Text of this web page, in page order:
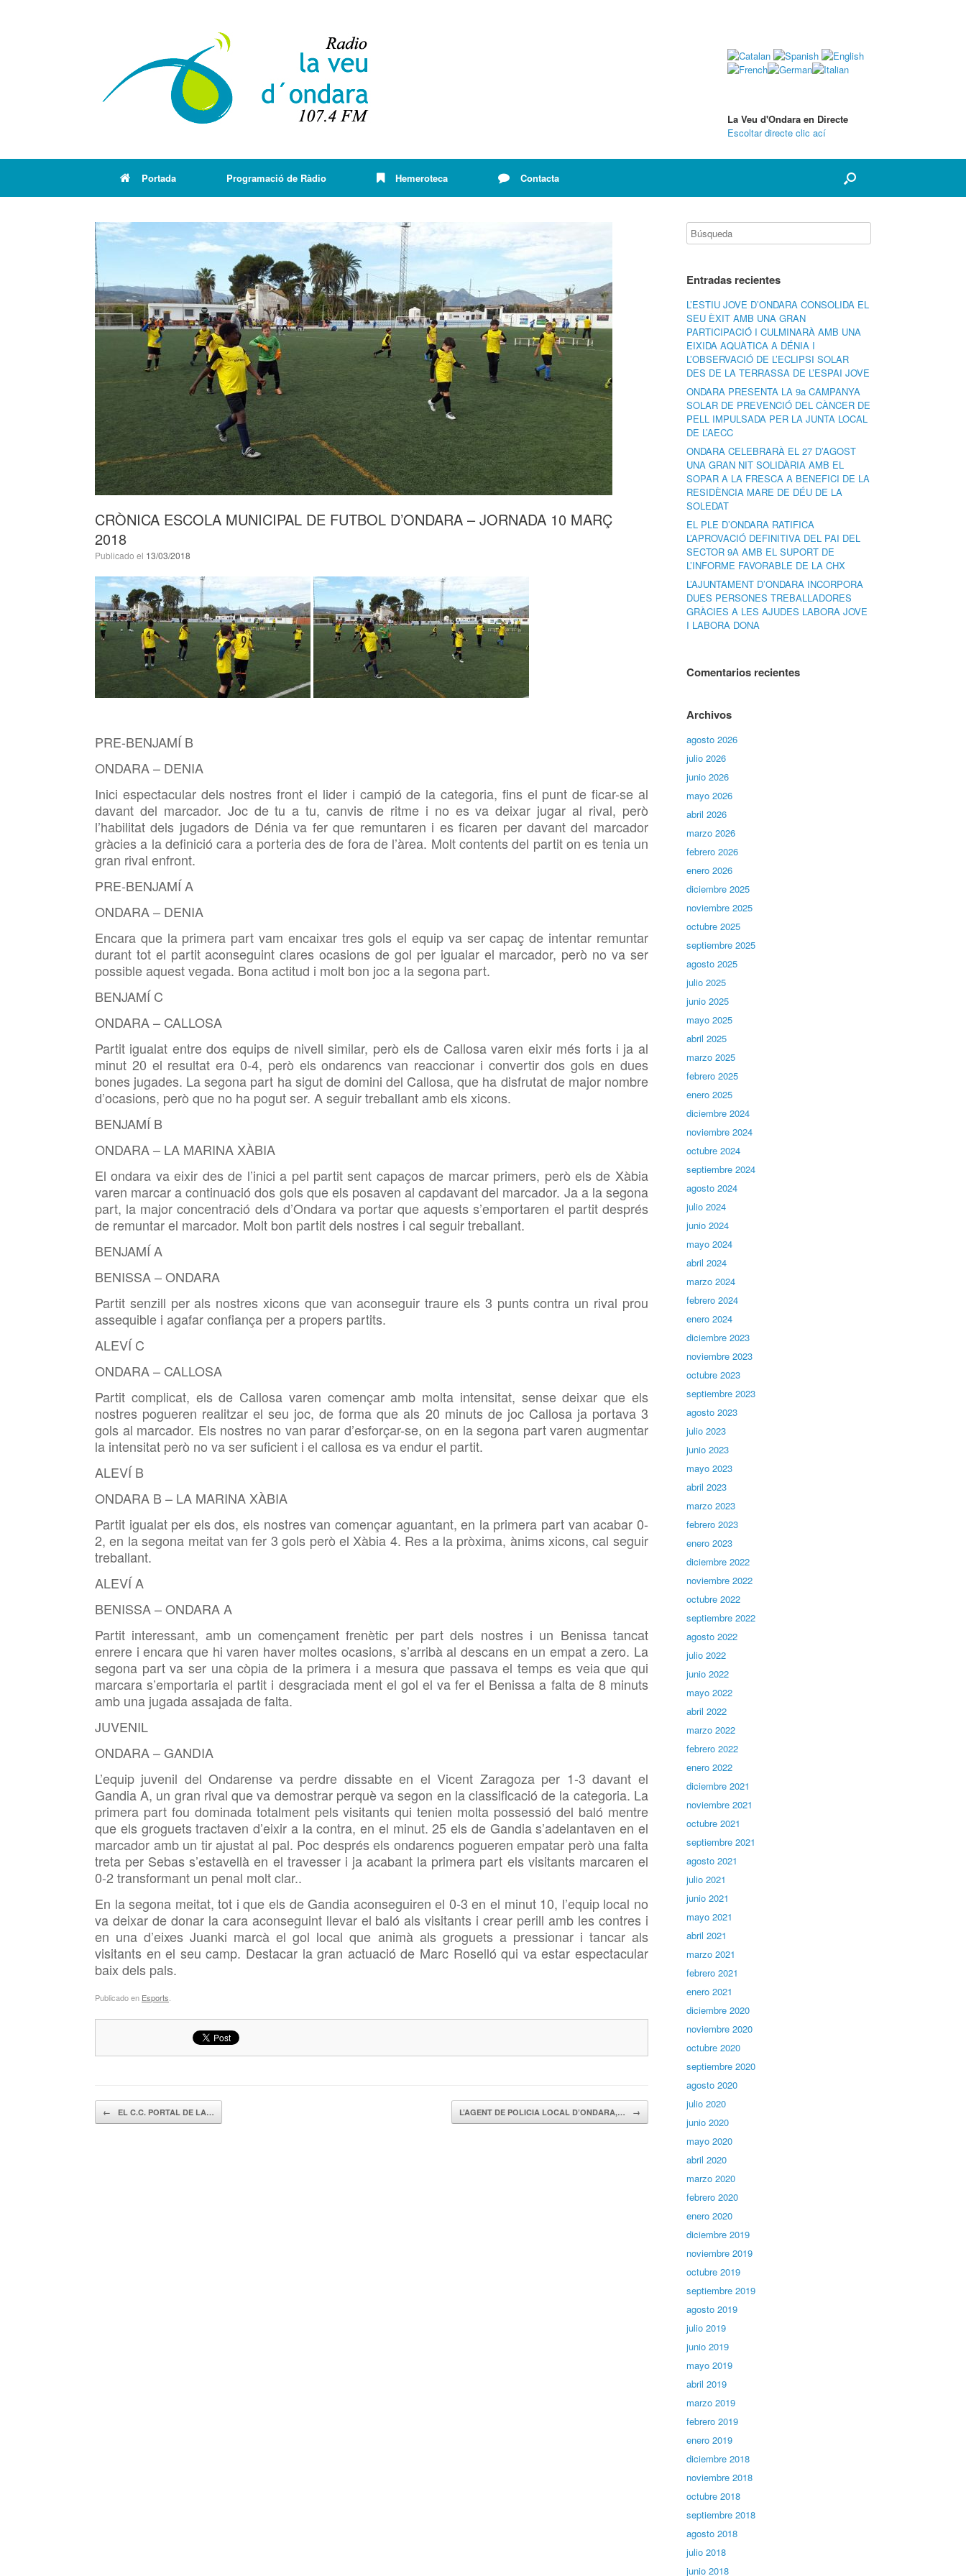
La Veu d'Ondara en Directe
Escoltar directe clic ací
Portada Programació de Ràdio Hemeroteca Contacta
CRÒNICA ESCOLA MUNICIPAL DE FUTBOL D’ONDARA – JORNADA 10 MARÇ
2018
Publicado el 13/03/2018
PRE-BENJAMÍ B
ONDARA – DENIA
Inici espectacular dels nostres front el lider i campió de la categoria, fins el punt de ficar-se al
davant del marcador. Joc de tu a tu, canvis de ritme i no es va deixar jugar al rival, però
l’habilitat dels jugadors de Dénia va fer que remuntaren i es ficaren per davant del marcador
gràcies a la definició cara a porteria des de fora de l’àrea. Molt contents del partit on es tenia un
gran rival enfront.
PRE-BENJAMÍ A
ONDARA – DENIA
Encara que la primera part vam encaixar tres gols el equip va ser capaç de intentar remuntar
durant tot el partit aconseguint clares ocasions de gol per igualar el marcador, però no va ser
possible aquest vegada. Bona actitud i molt bon joc a la segona part.
BENJAMÍ C
ONDARA – CALLOSA
Partit igualat entre dos equips de nivell similar, però els de Callosa varen eixir més forts i ja al
minut 20 el resultat era 0-4, però els ondarencs van reaccionar i convertir dos gols en dues
bones jugades. La segona part ha sigut de domini del Callosa, que ha disfrutat de major nombre
d’ocasions, però que no ha pogut ser. A seguir treballant amb els xicons.
BENJAMÍ B
ONDARA – LA MARINA XÀBIA
El ondara va eixir des de l’inici a pel partit sent capaços de marcar primers, però els de Xàbia
varen marcar a continuació dos gols que els posaven al capdavant del marcador. Ja a la segona
part, la major concentració dels d’Ondara va portar que aquests s’emportaren el partit després
de remuntar el marcador. Molt bon partit dels nostres i cal seguir treballant.
BENJAMÍ A
BENISSA – ONDARA
Partit senzill per als nostres xicons que van aconseguir traure els 3 punts contra un rival prou
assequible i agafar confiança per a propers partits.
ALEVÍ C
ONDARA – CALLOSA
Partit complicat, els de Callosa varen començar amb molta intensitat, sense deixar que els
nostres pogueren realitzar el seu joc, de forma que als 20 minuts de joc Callosa ja portava 3
gols al marcador. Els nostres no van parar d’esforçar-se, on en la segona part varen augmentar
la intensitat però no va ser suficient i el callosa es va endur el partit.
ALEVÍ B
ONDARA B – LA MARINA XÀBIA
Partit igualat per els dos, els nostres van començar aguantant, en la primera part van acabar 0-
2, en la segona meitat van fer 3 gols però el Xàbia 4. Res a la pròxima, ànims xicons, cal seguir
treballant.
ALEVÍ A
BENISSA – ONDARA A
Partit interessant, amb un començament frenètic per part dels nostres i un Benissa tancat
enrere i encara que hi varen haver moltes ocasions, s’arribà al descans en un empat a zero. La
segona part va ser una còpia de la primera i a mesura que passava el temps es veia que qui
marcara s’emportaria el partit i desgraciada ment el gol el va fer el Benissa a falta de 8 minuts
amb una jugada assajada de falta.
JUVENIL
ONDARA – GANDIA
L’equip juvenil del Ondarense va perdre dissabte en el Vicent Zaragoza per 1-3 davant el
Gandia A, un gran rival que va demostrar perquè va segon en la classificació de la categoria. La
primera part fou dominada totalment pels visitants qui tenien molta possessió del baló mentre
que els groguets tractaven d’eixir a la contra, en el minut. 25 els de Gandia s’adelantaven en el
marcador amb un tir ajustat al pal. Poc després els ondarencs pogueren empatar però una falta
treta per Sebas s’estavellà en el travesser i ja acabant la primera part els visitants marcaren el
0-2 transformant un penal molt clar..
En la segona meitat, tot i que els de Gandia aconseguiren el 0-3 en el minut 10, l’equip local no
va deixar de donar la cara aconseguint llevar el baló als visitants i crear perill amb les contres i
en una d’eixes Juanki marcà el gol local que animà als groguets a pressionar i tancar als
visitants en el seu camp. Destacar la gran actuació de Marc Roselló qui va estar espectacular
baix dels pals.
Publicado en Esports
Navegador de artículos
← EL C.C. PORTAL DE LA… L’AGENT DE POLICIA LOCAL D’ONDARA,… →
Entradas recientes
L’ESTIU JOVE D’ONDARA CONSOLIDA EL
SEU ÈXIT AMB UNA GRAN
PARTICIPACIÓ I CULMINARÀ AMB UNA
EIXIDA AQUÀTICA A DÉNIA I
L’OBSERVACIÓ DE L’ECLIPSI SOLAR
DES DE LA TERRASSA DE L’ESPAI JOVE
ONDARA PRESENTA LA 9a CAMPANYA
SOLAR DE PREVENCIÓ DEL CÀNCER DE
PELL IMPULSADA PER LA JUNTA LOCAL
DE L’AECC
ONDARA CELEBRARÀ EL 27 D’AGOST
UNA GRAN NIT SOLIDÀRIA AMB EL
SOPAR A LA FRESCA A BENEFICI DE LA
RESIDÈNCIA MARE DE DÉU DE LA
SOLEDAT
EL PLE D’ONDARA RATIFICA
L’APROVACIÓ DEFINITIVA DEL PAI DEL
SECTOR 9A AMB EL SUPORT DE
L’INFORME FAVORABLE DE LA CHX
L’AJUNTAMENT D’ONDARA INCORPORA
DUES PERSONES TREBALLADORES
GRÀCIES A LES AJUDES LABORA JOVE
I LABORA DONA
Comentarios recientes
Archivos
agosto 2026
julio 2026
junio 2026
mayo 2026
abril 2026
marzo 2026
febrero 2026
enero 2026
diciembre 2025
noviembre 2025
octubre 2025
septiembre 2025
agosto 2025
julio 2025
junio 2025
mayo 2025
abril 2025
marzo 2025
febrero 2025
enero 2025
diciembre 2024
noviembre 2024
octubre 2024
septiembre 2024
agosto 2024
julio 2024
junio 2024
mayo 2024
abril 2024
marzo 2024
febrero 2024
enero 2024
diciembre 2023
noviembre 2023
octubre 2023
septiembre 2023
agosto 2023
julio 2023
junio 2023
mayo 2023
abril 2023
marzo 2023
febrero 2023
enero 2023
diciembre 2022
noviembre 2022
octubre 2022
septiembre 2022
agosto 2022
julio 2022
junio 2022
mayo 2022
abril 2022
marzo 2022
febrero 2022
enero 2022
diciembre 2021
noviembre 2021
octubre 2021
septiembre 2021
agosto 2021
julio 2021
junio 2021
mayo 2021
abril 2021
marzo 2021
febrero 2021
enero 2021
diciembre 2020
noviembre 2020
octubre 2020
septiembre 2020
agosto 2020
julio 2020
junio 2020
mayo 2020
abril 2020
marzo 2020
febrero 2020
enero 2020
diciembre 2019
noviembre 2019
octubre 2019
septiembre 2019
agosto 2019
julio 2019
junio 2019
mayo 2019
abril 2019
marzo 2019
febrero 2019
enero 2019
diciembre 2018
noviembre 2018
octubre 2018
septiembre 2018
agosto 2018
julio 2018
junio 2018